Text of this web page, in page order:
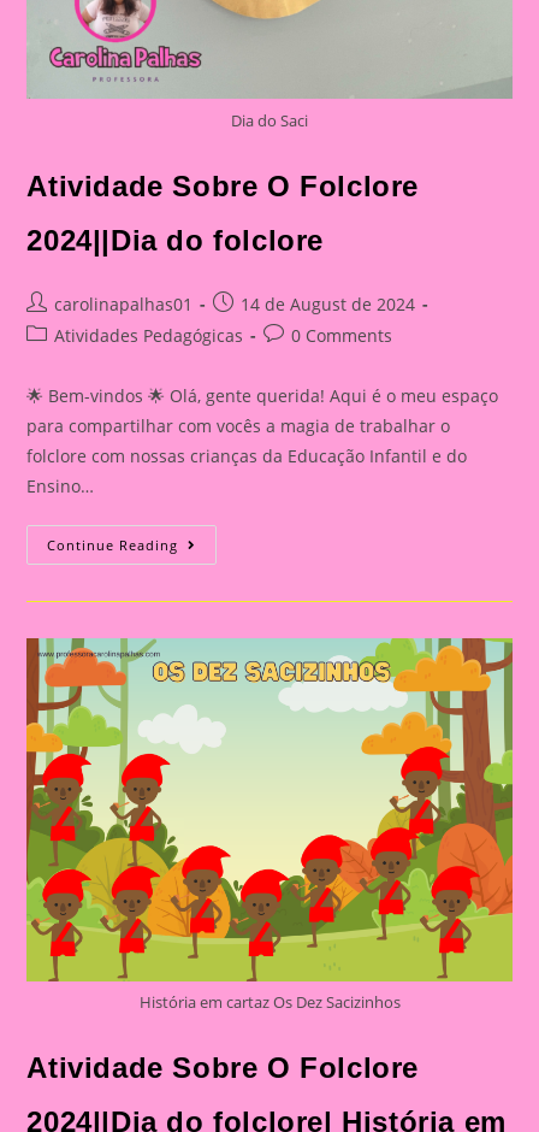
Dia do Saci
Atividade Sobre O Folclore
2024||Dia do folclore
Post
author:
carolinapalhas01
Post
published:
14 de August de 2024
PostAtividades Pedagógicas
Post0 Comments
🌟 Bem-vindos 🌟 Olá, gente querida! Aqui é o meu espaço
para compartilhar com vocês a magia de trabalhar o
folclore com nossas crianças da Educação Infantil e do
Ensino…
Continue Reading Atividade
Sobre
Folclore
História em cartaz Os Dez Sacizinhos
Atividade Sobre O Folclore
2024||Dia do folclore| História em